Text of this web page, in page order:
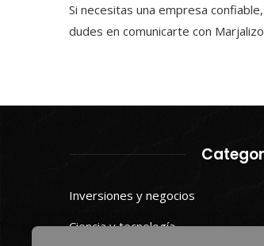
Si necesitas una empresa
dudes en comunicarte con
Inversiones y negocios
Ciencia y tecnología